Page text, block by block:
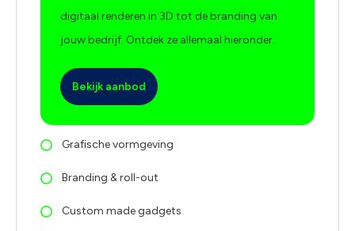
digitaal renderen in 3D tot de branding van
jouw bedrijf. Ontdek ze allemaal hieronder.
Bekijk aanbod
Grafische vormgeving
Branding & roll-out
Custom made gadgets